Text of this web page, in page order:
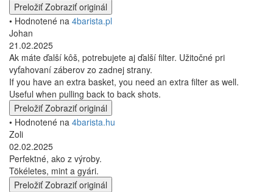
Preložiť Zobraziť originál
• Hodnotené na 4barista.pl
Johan
21.02.2025
Ak máte ďalší kôš, potrebujete aj ďalší filter. Užitočné pri
vyťahovaní záberov zo zadnej strany.
If you have an extra basket, you need an extra filter as well.
Useful when pulling back to back shots.
Preložiť Zobraziť originál
• Hodnotené na 4barista.hu
Zoli
02.02.2025
Perfektné, ako z výroby.
Tökéletes, mint a gyári.
Preložiť Zobraziť originál